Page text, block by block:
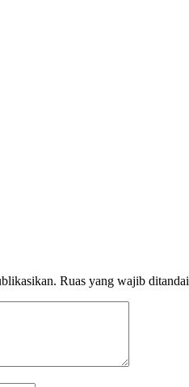
Ruas yang wajib ditandai